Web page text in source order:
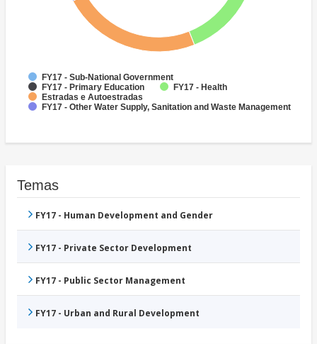
FY17 - Sub-National Government
FY17 - Primary Education
FY17 - Health
Estradas e Autoestradas
FY17 - Other Water Supply, Sanitation and Waste Management
Temas
FY17 - Human Development and Gender
FY17 - Private Sector Development
FY17 - Public Sector Management
FY17 - Urban and Rural Development